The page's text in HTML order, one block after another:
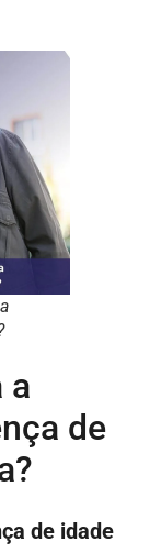
a
de
de idade